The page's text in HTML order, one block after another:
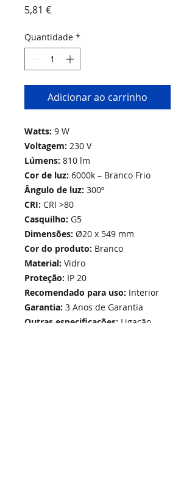
5,81 €Preço
Quantidade *
Adicionar ao carrinho
Watts: 9 W
Voltagem: 230 V
Lúmens: 810 lm
Cor de luz: 6000k – Branco Frio
Ângulo de luz: 300º
CRI: CRI >80
Casquilho: G5
Dimensões: Ø20 x 549 mm
Cor do produto: Branco
Material: Vidro
Proteção: IP 20
Recomendado para uso: Interior
Garantia: 3 Anos de Garantia
Outras especificações: Ligação